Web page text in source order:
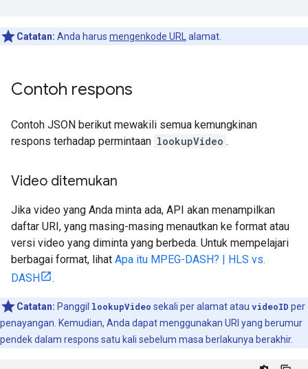
Catatan: Anda harus mengenkode URL alamat.
Contoh respons
Contoh JSON berikut mewakili semua kemungkinan
respons terhadap permintaan lookupVideo .
Video ditemukan
Jika video yang Anda minta ada, API akan menampilkan
daftar URI, yang masing-masing menautkan ke format atau
versi video yang diminta yang berbeda. Untuk mempelajari
berbagai format, lihat Apa itu MPEG-DASH? | HLS vs.
DASH
.
Catatan: Panggil lookupVideo sekali per alamat atau videoID per
penayangan. Kemudian, Anda dapat menggunakan URI yang berumur
pendek dalam respons satu kali sebelum masa berlakunya berakhir.